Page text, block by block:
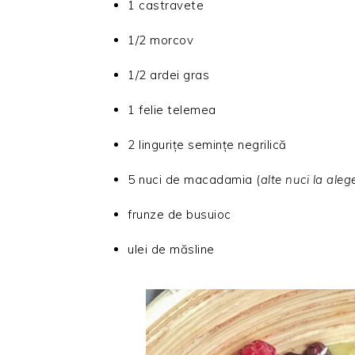
1 castravete
1/2 morcov
1/2 ardei gras
1 felie telemea
2 lingurițe semințe negrilică
5 nuci de macadamia (alte nuci la
frunze de busuioc
ulei de măsline